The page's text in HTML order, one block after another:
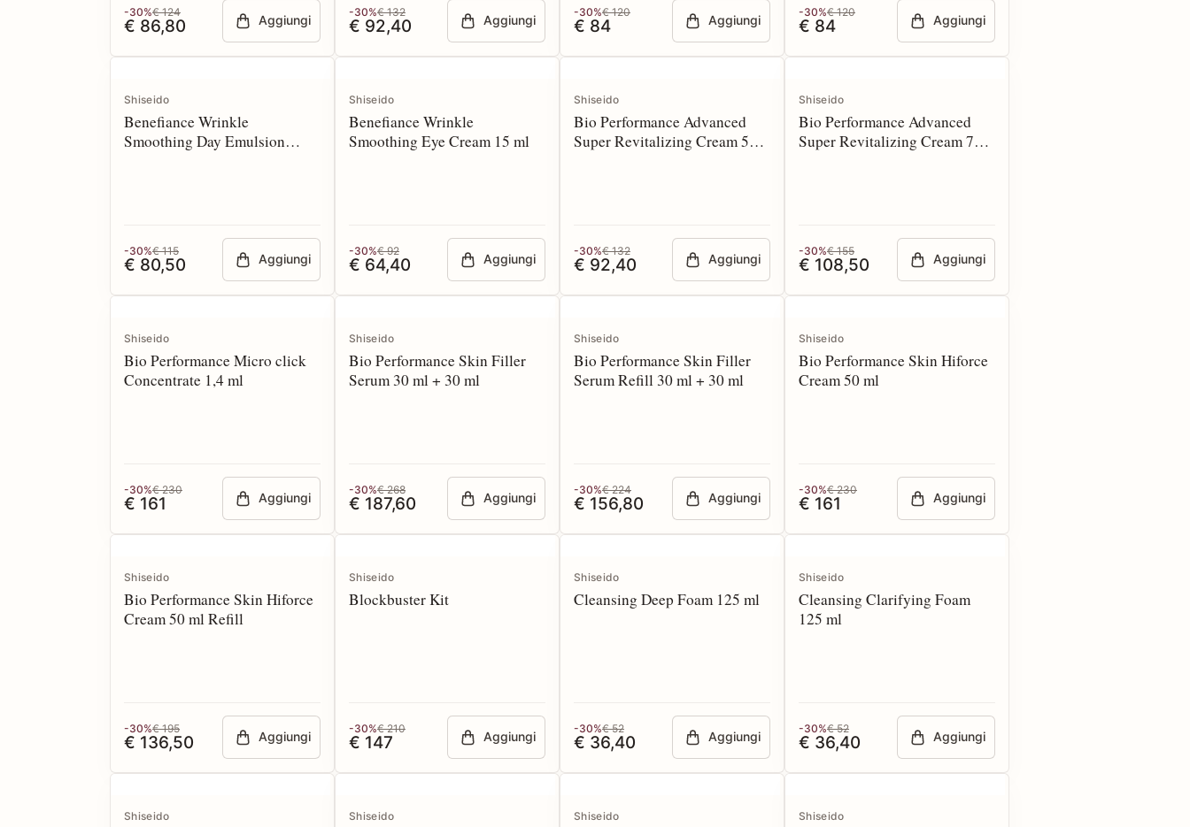
-30%€ 124
€ 86,80 Aggiungi
-30%€ 132
€ 92,40 Aggiungi
-30%€ 120
€ 84 Aggiungi
-30%€ 120
€ 84 Aggiungi
Shiseido
Benefiance Wrinkle
Smoothing Day Emulsion
-30%€ 115
€ 80,50 Aggiungi
Shiseido
Benefiance Wrinkle
Smoothing Eye Cream 15 ml
-30%€ 92
€ 64,40 Aggiungi
Shiseido
Bio Performance Advanced
Super Revitalizing Cream 50
-30%€ 132
€ 92,40 Aggiungi
Shiseido
Bio Performance Advanced
Super Revitalizing Cream 75
-30%€ 155
€ 108,50 Aggiungi
Shiseido
Bio Performance Micro click
Concentrate 1,4 ml
-30%€ 230
€ 161 Aggiungi
Shiseido
Bio Performance Skin Filler
Serum 30 ml + 30 ml
-30%€ 268
€ 187,60 Aggiungi
Shiseido
Bio Performance Skin Filler
Serum Refill 30 ml + 30 ml
-30%€ 224
€ 156,80 Aggiungi
Shiseido
Bio Performance Skin Hiforce
Cream 50 ml
-30%€ 230
€ 161 Aggiungi
Shiseido
Bio Performance Skin Hiforce
Cream 50 ml Refill
-30%€ 195
€ 136,50 Aggiungi
Shiseido
Blockbuster Kit
-30%€ 210
€ 147 Aggiungi
Shiseido
Cleansing Deep Foam 125 ml
-30%€ 52
€ 36,40 Aggiungi
Shiseido
Cleansing Clarifying Foam
125 ml
-30%€ 52
€ 36,40 Aggiungi
Shiseido Shiseido Shiseido Shiseido